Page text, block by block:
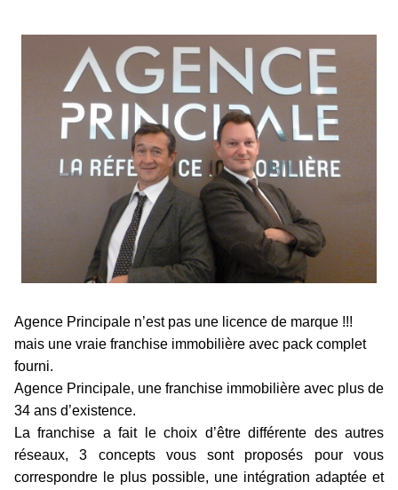
Agence Principale n’est pas une licence de marque !!!
mais une vraie franchise immobilière avec pack complet
fourni.
Agence Principale, une franchise immobilière avec plus de
34 ans d’existence.
La franchise a fait le choix d’être différente des autres
réseaux, 3 concepts vous sont proposés pour vous
correspondre le plus possible, une intégration adaptée et